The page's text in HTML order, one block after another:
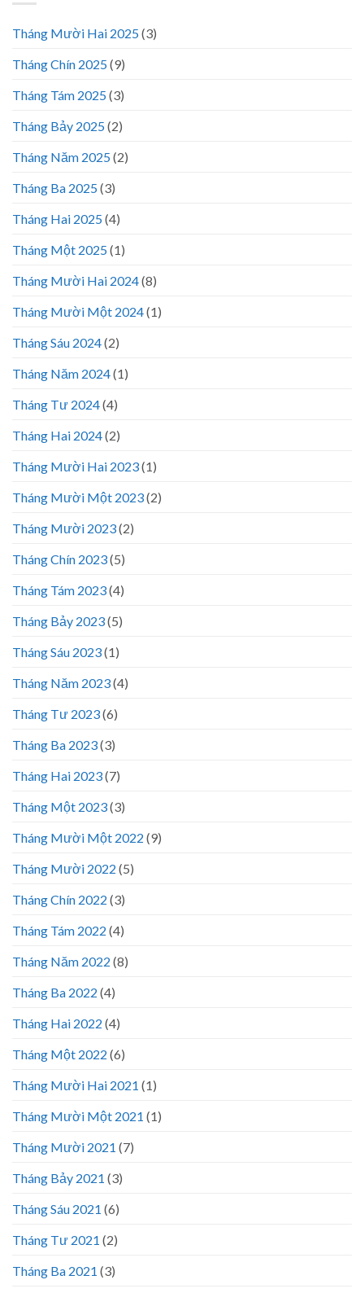
Tháng Mười Hai 2025(3)
Tháng Chín 2025(9)
Tháng Tám 2025(3)
Tháng Bảy 2025(2)
Tháng Năm 2025(2)
Tháng Ba 2025(3)
Tháng Hai 2025(4)
Tháng Một 2025(1)
Tháng Mười Hai 2024(8)
Tháng Mười Một 2024(1)
Tháng Sáu 2024(2)
Tháng Năm 2024(1)
Tháng Tư 2024(4)
Tháng Hai 2024(2)
Tháng Mười Hai 2023(1)
Tháng Mười Một 2023(2)
Tháng Mười 2023(2)
Tháng Chín 2023(5)
Tháng Tám 2023(4)
Tháng Bảy 2023(5)
Tháng Sáu 2023(1)
Tháng Năm 2023(4)
Tháng Tư 2023(6)
Tháng Ba 2023(3)
Tháng Hai 2023(7)
Tháng Một 2023(3)
Tháng Mười Một 2022 (9)
Tháng Mười 2022 (5)
Tháng Chín 2022 (3)
Tháng Tám 2022 (4)
Tháng Năm 2022 (8)
Tháng Ba 2022 (4)
Tháng Hai 2022 (4)
Tháng Một 2022 (6)
Tháng Mười Hai 2021 (1)
Tháng Mười Một 2021 (1)
Tháng Mười 2021 (7)
Tháng Bảy 2021 (3)
Tháng Sáu 2021 (6)
Tháng Tư 2021 (2)
Tháng Ba 2021 (3)